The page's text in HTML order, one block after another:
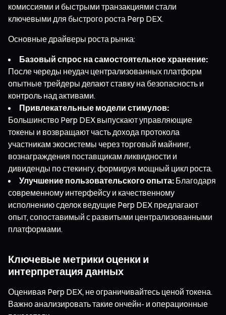
комиссиями и быстрыми транзакциями стали
ключевыми для быстрого роста Perp DEX.
Основные драйверы роста рынка:
Базовый спрос на самостоятельное хранение:
После череды неудач централизованных платформ
опытные трейдеры делают ставку на безопасность и
контроль над активами.
Привлекательные модели стимулов:
Большинство Perp DEX выпускают управляющие
токены и возвращают часть дохода протокола
участникам экосистемы через торговый майнинг,
вознаграждения поставщикам ликвидности и
дивиденды по стекингу, формируя мощный цикл роста.
Улучшение пользовательского опыта: Благодаря
современному интерфейсу и качественному
исполнению сделок ведущие Perp DEX предлагают
опыт, сопоставимый с развитыми централизованными
платформами.
Ключевые метрики оценки и
интерпретация данных
Оценивая Perp DEX, не ограничивайтесь ценой токена.
Важно анализировать такие ончейн- и операционные